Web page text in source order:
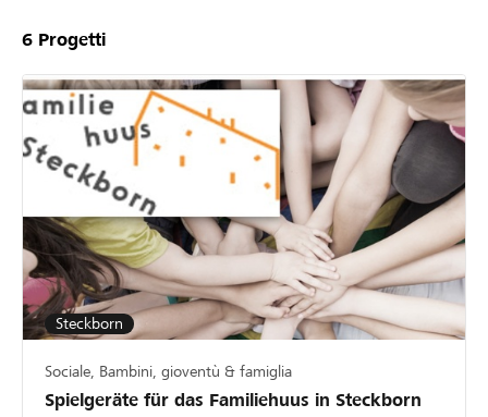
6 Progetti
Steckborn
Sociale, Bambini, gioventù & famiglia
Spielgeräte für das Familiehuus in Steckborn